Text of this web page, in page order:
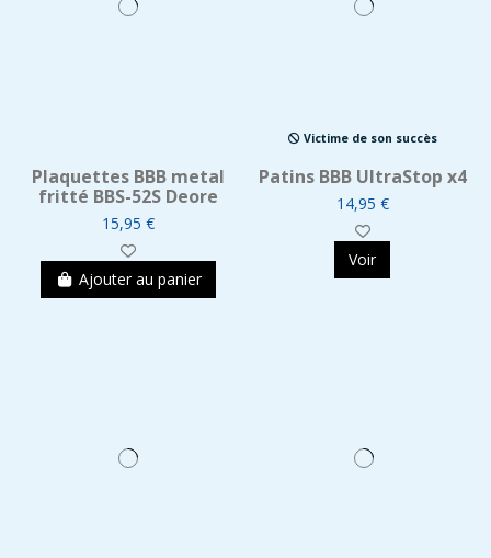
Plaquettes BBB metal
fritté BBS-52S Deore
15,95 €
Ajouter au panier
Victime de son succès
Patins BBB UltraStop x4
14,95 €
Voir